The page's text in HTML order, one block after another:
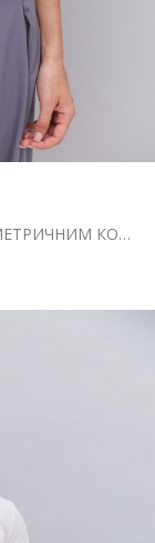
ЖІНОЧА В`ЯЗАНА ФУТБОЛКА ПОЛО З АСИМЕТРИЧНИМ КОМІРОМ МОЛОЧНА